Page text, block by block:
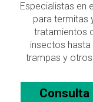
Especialistas en
para termitas
tratamientos
insectos
trampas y
Consulta